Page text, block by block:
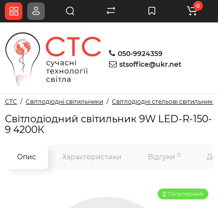
050-9924359
stsoffice@ukr.net
0
СТС Світлодіодні світильники Світлодіодні стельові світильники
Світлодіодний світильник 9W LED-R-150-
9 4200К
Опис Характеристики Відгуки 0
Популярний